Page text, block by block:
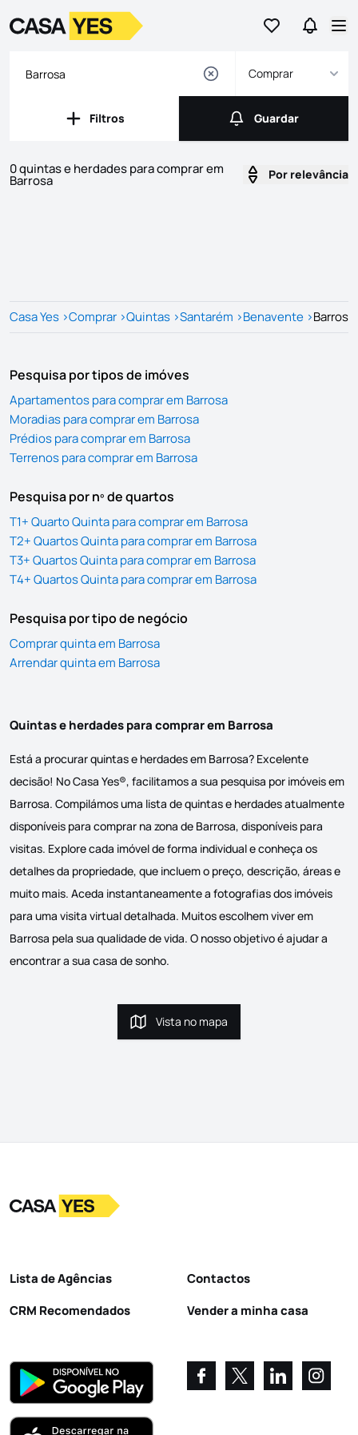
Ir para osIr para
LogoIr para a homepage
Comprar
Filtros
Filtros Guardar
Guardar
0 quintas e herdades para comprar em
Barrosa Por relevância
Casa Yes >Comprar >Quintas >Santarém >Benavente >Barrosa
Pesquisa por tipos de imóves
Apartamentos para comprar em Barrosa
Moradias para comprar em Barrosa
Prédios para comprar em Barrosa
Terrenos para comprar em Barrosa
Pesquisa por nº de quartos
T1+ Quarto Quinta para comprar em Barrosa
T2+ Quartos Quinta para comprar em Barrosa
T3+ Quartos Quinta para comprar em Barrosa
T4+ Quartos Quinta para comprar em Barrosa
Pesquisa por tipo de negócio
Comprar quinta em Barrosa
Arrendar quinta em Barrosa
Quintas e herdades para comprar em Barrosa
Está a procurar quintas e herdades em Barrosa? Excelente
decisão! No Casa Yes®, facilitamos a sua pesquisa por imóveis em
Barrosa. Compilámos uma lista de quintas e herdades atualmente
disponíveis para comprar na zona de Barrosa, disponíveis para
visitas. Explore cada imóvel de forma individual e conheça os
detalhes da propriedade, que incluem o preço, descrição, áreas e
muito mais. Aceda instantaneamente a fotografias dos imóveis
para uma visita virtual detalhada. Muitos escolhem viver em
Barrosa pela sua qualidade de vida. O nosso objetivo é ajudar a
encontrar a sua casa de sonho.
Vista no mapa
Vista no mapa
LogoIr para a homepage
Lista de Agências
CRM Recomendados
Contactos
Vender a minha casa